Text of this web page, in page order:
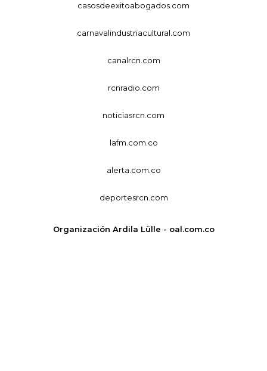
casosdeexitoabogados.com
carnavalindustriacultural.com
canalrcn.com
rcnradio.com
noticiasrcn.com
lafm.com.co
alerta.com.co
deportesrcn.com
Organización Ardila Lülle - oal.com.co